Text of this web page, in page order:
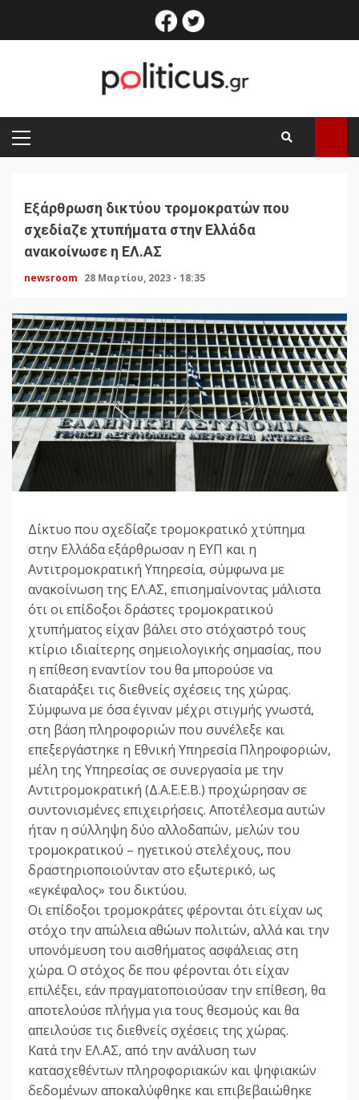
facebook
PRIMARY
MENU
Εξάρθρωση δικτύου τρομοκρατών που
σχεδίαζε χτυπήματα στην Ελλάδα
ανακοίνωσε η ΕΛ.ΑΣ
newsroom 28 Μαρτίου, 2023 - 18:35
Δίκτυο που σχεδίαζε τρομοκρατικό χτύπημα
στην Ελλάδα εξάρθρωσαν η ΕΥΠ και η
Αντιτρομοκρατική Υπηρεσία, σύμφωνα με
ανακοίνωση της ΕΛ.ΑΣ, επισημαίνοντας μάλιστα
ότι οι επίδοξοι δράστες τρομοκρατικού
χτυπήματος είχαν βάλει στο στόχαστρό τους
κτίριο ιδιαίτερης σημειολογικής σημασίας, που
η επίθεση εναντίον του θα μπορούσε να
διαταράξει τις διεθνείς σχέσεις της χώρας.
Σύμφωνα με όσα έγιναν μέχρι στιγμής γνωστά,
στη βάση πληροφοριών που συνέλεξε και
επεξεργάστηκε η Εθνική Υπηρεσία Πληροφοριών,
μέλη της Υπηρεσίας σε συνεργασία με την
Αντιτρομοκρατική (Δ.Α.Ε.Ε.Β.) προχώρησαν σε
συντονισμένες επιχειρήσεις. Αποτέλεσμα αυτών
ήταν η σύλληψη δύο αλλοδαπών, μελών του
τρομοκρατικού – ηγετικού στελέχους, που
δραστηριοποιούνταν στο εξωτερικό, ως
«εγκέφαλος» του δικτύου.
Οι επίδοξοι τρομοκράτες φέρονται ότι είχαν ως
στόχο την απώλεια αθώων πολιτών, αλλά και την
υπονόμευση του αισθήματος ασφάλειας στη
χώρα. Ο στόχος δε που φέρονται ότι είχαν
επιλέξει, εάν πραγματοποιούσαν την επίθεση, θα
αποτελούσε πλήγμα για τους θεσμούς και θα
απειλούσε τις διεθνείς σχέσεις της χώρας.
Κατά την ΕΛ.ΑΣ, από την ανάλυση των
κατασχεθέντων πληροφοριακών και ψηφιακών
δεδομένων αποκαλύφθηκε και επιβεβαιώθηκε